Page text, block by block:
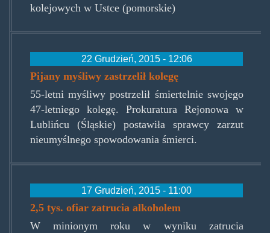
kolejowych w Ustce (pomorskie)
22 Grudzień, 2015 - 12:06
Pijany myśliwy zastrzelił kolegę
55-letni myśliwy postrzelił śmiertelnie swojego
47-letniego kolegę. Prokuratura Rejonowa w
Lublińcu (Śląskie) postawiła sprawcy zarzut
nieumyślnego spowodowania śmierci.
17 Grudzień, 2015 - 11:00
2,5 tys. ofiar zatrucia alkoholem
W minionym roku w wyniku zatrucia